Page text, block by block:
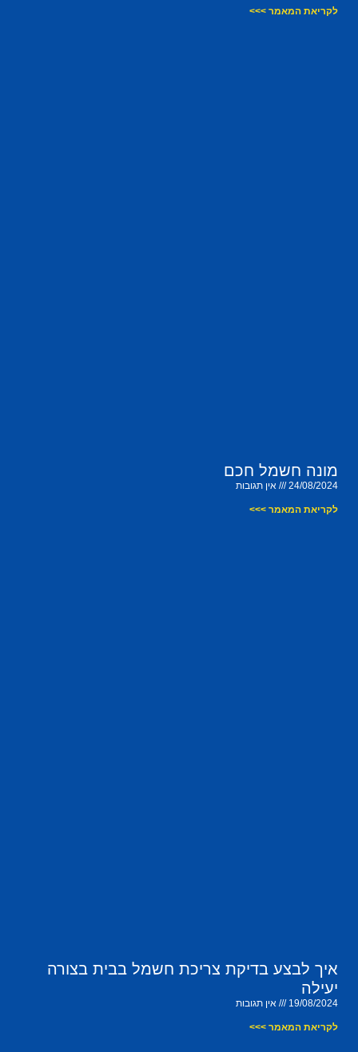
לקריאת המאמר >>>
מונה חשמל חכם
24/08/2024 אין תגובות
לקריאת המאמר >>>
איך לבצע בדיקת צריכת חשמל בבית בצורה
יעילה
19/08/2024 אין תגובות
לקריאת המאמר >>>